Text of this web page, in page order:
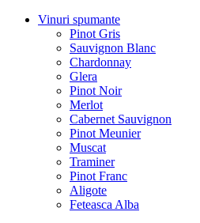
Vinuri spumante
Pinot Gris
Sauvignon Blanc
Chardonnay
Glera
Pinot Noir
Merlot
Cabernet Sauvignon
Pinot Meunier
Muscat
Traminer
Pinot Franc
Aligote
Feteasca Alba